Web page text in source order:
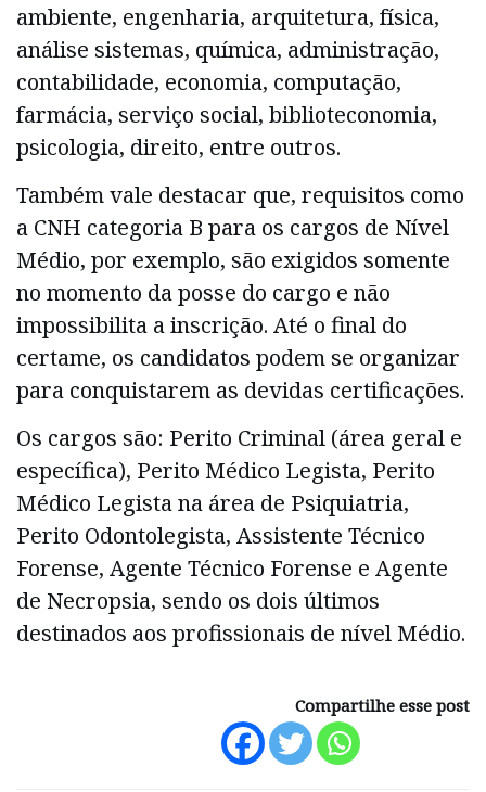
ambiente, engenharia, arquitetura, física,
análise sistemas, química, administração,
contabilidade, economia, computação,
farmácia, serviço social, biblioteconomia,
psicologia, direito, entre outros.
Também vale destacar que, requisitos como
a CNH categoria B para os cargos de Nível
Médio, por exemplo, são exigidos somente
no momento da posse do cargo e não
impossibilita a inscrição. Até o final do
certame, os candidatos podem se organizar
para conquistarem as devidas certificações.
Os cargos são: Perito Criminal (área geral e
específica), Perito Médico Legista, Perito
Médico Legista na área de Psiquiatria,
Perito Odontolegista, Assistente Técnico
Forense, Agente Técnico Forense e Agente
de Necropsia, sendo os dois últimos
destinados aos profissionais de nível Médio.
Compartilhe esse post